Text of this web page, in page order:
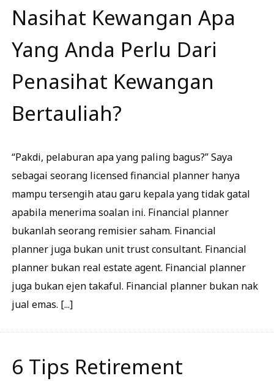
Nasihat Kewangan Apa
Yang Anda Perlu Dari
Penasihat Kewangan
Bertauliah?
“Pakdi, pelaburan apa yang paling bagus?” Saya
sebagai seorang licensed financial planner hanya
mampu tersengih atau garu kepala yang tidak gatal
apabila menerima soalan ini. Financial planner
bukanlah seorang remisier saham. Financial
planner juga bukan unit trust consultant. Financial
planner bukan real estate agent. Financial planner
juga bukan ejen takaful. Financial planner bukan nak
jual emas. [...]
6 Tips Retirement